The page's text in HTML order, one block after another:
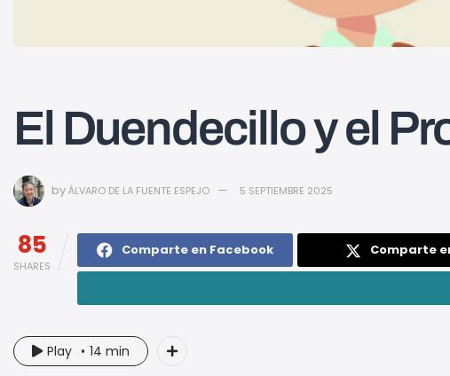
El Duendecillo y el
byÁLVARO DE LA FUENTE ESPEJO 5 SEPTIEMBRE 2025
85
SHARES
Comparte en Facebook Comparte
Play 14 min